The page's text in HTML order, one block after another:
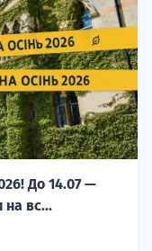
До 14.07 —
на вс...